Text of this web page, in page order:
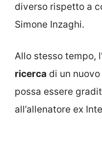
diverso rispetto a
Simone Inzaghi.
Allo stesso tempo, l’
ricerca di un
possa essere
all’allenatore ex